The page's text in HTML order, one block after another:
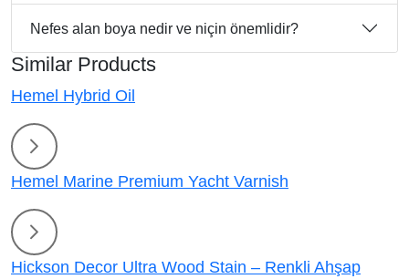
Nefes alan boya nedir ve niçin önemlidir?
Similar Products
Hemel Hybrid Oil
Hemel Marine Premium Yacht Varnish
Hickson Decor Ultra Wood Stain – Renkli Ahşap